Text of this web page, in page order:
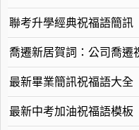
聯考升學經典祝福語簡訊
喬遷新居賀詞：公司喬遷
最新畢業簡訊祝福語大全
最新中考加油祝福語模板